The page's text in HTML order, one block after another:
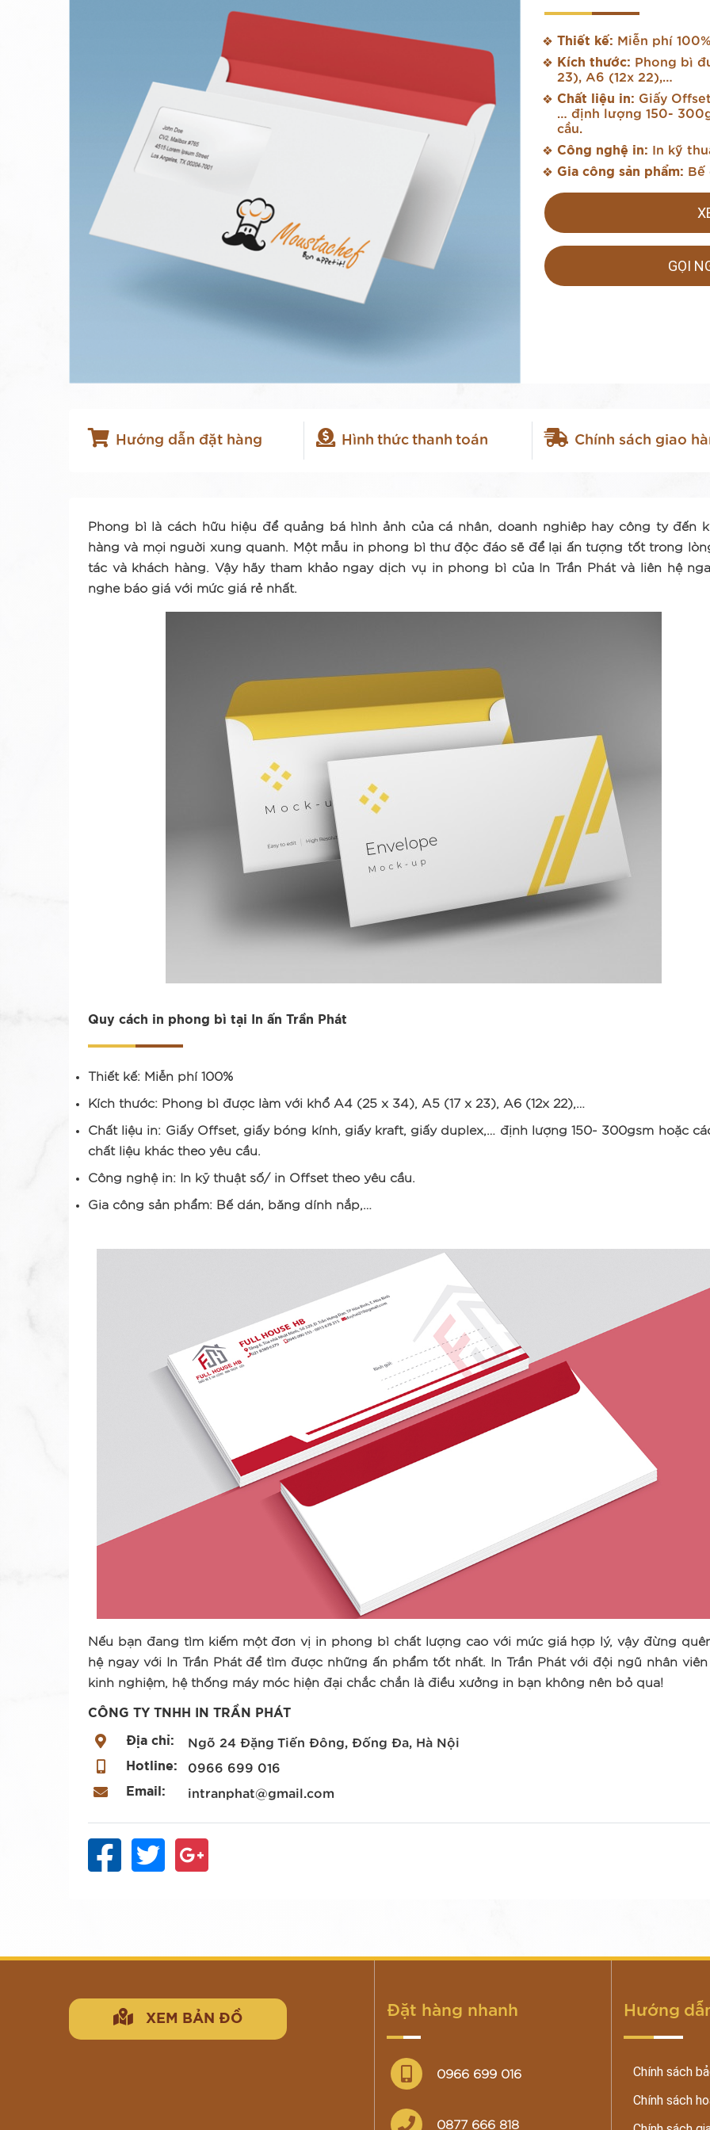
Thiết kế: Miễn phí 100%
Kích thước: Phong bì
23), A6 (12x 22),…
Chất liệu in: Giấy
… định lượng 150-
cầu.
Công nghệ in:
In kỹ
Gia công sản phẩm: Bế
GỌI
Hướng dẫn đặt hàng Hình thức thanh toán Chính sách giao
Phong bì là cách hữu hiệu để quảng bá hình ảnh của cá nhân, doanh nghiêp hay công ty đến
hàng và mọi nguời xung quanh. Một mẫu in phong bì thư độc đáo sẽ để lại ấn tượng tốt trong
tác và khách hàng. Vậy hãy tham khảo ngay dịch vụ in phong bì của In Trần Phát và liên hệ
nghe báo giá với mức giá rẻ nhất.
Quy cách in phong bì tại In ấn Trần Phát
Thiết kế: Miễn phí 100%
Kích thước: Phong bì được làm với khổ A4 (25 x 34), A5 (17 x 23), A6 (12x 22),…
Chất liệu in: Giấy Offset, giấy bóng kính, giấy kraft, giấy duplex,… định lượng 150- 300gsm hoặc
chất liệu khác theo yêu cầu.
Công nghệ in: In kỹ thuật số/ in Offset theo yêu cầu.
Gia công sản phẩm: Bế dán, băng dính nắp,…
Nếu bạn đang tìm kiếm một đơn vị in phong bì chất lượng cao với mức giá hợp lý, vậy đừng
hệ ngay với In Trần Phát để tìm được những ấn phẩm tốt nhất. In Trần Phát với đội ngũ nhân viên
kinh nghiệm, hệ thống máy móc hiện đại chắc chắn là điều xưởng in bạn không nên bỏ qua!
CÔNG TY TNHH IN TRẦN PHÁT
Địa chỉ:
Ngõ 24 Đặng Tiến Đông, Đống Đa, Hà Nội
Hotline:
0966 699 016
Email:
intranphat@gmail.com
XEM BẢN ĐỒ Đặt hàng nhanh
0966 699 016
0877 666 818
Hướng
Chính sách
Chính sách